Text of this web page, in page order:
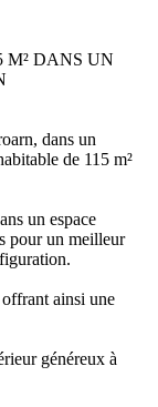
M² DANS UN
dans un
de 115 m²
un espace
pour un meilleur
ainsi une
généreux à